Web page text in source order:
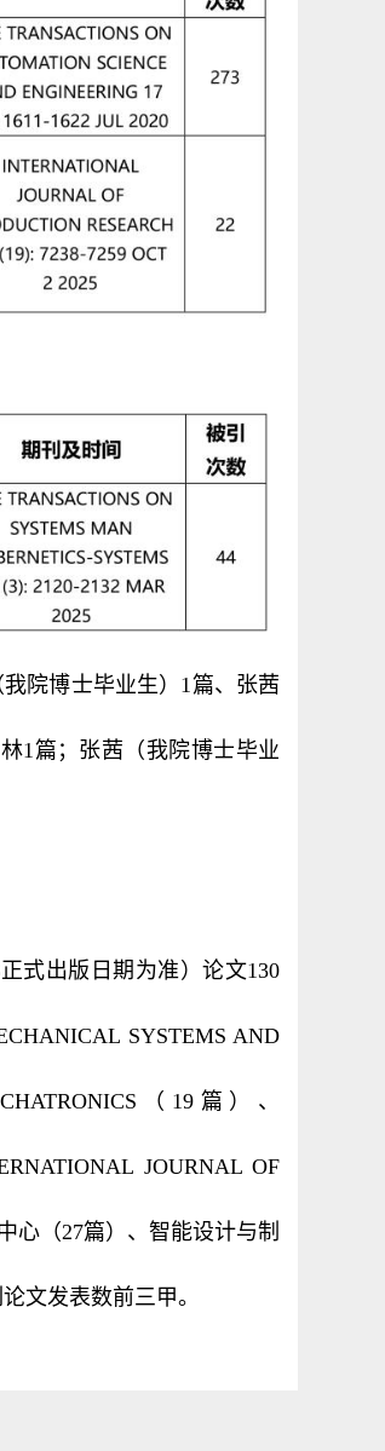
院博士毕业生）1篇、张茜
1篇；张茜（我院博士毕业
式出版日期为准）论文130
SYSTEMS AND
（19篇）、
JOURNAL OF
心（27篇）、智能设计与制
文发表数前三甲。